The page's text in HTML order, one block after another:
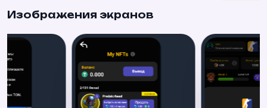
Изображения экранов